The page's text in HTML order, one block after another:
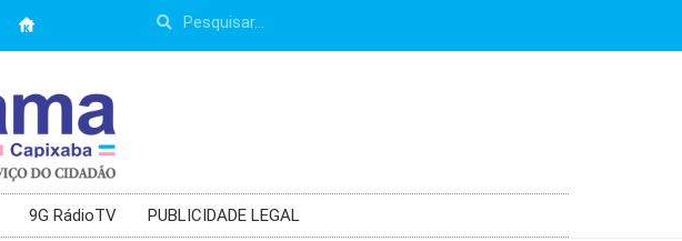
9G RádioTV PUBLICIDADE LEGAL